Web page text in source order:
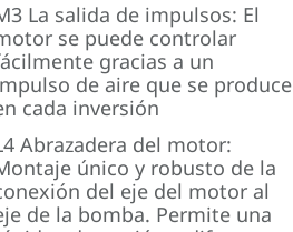
La salida de impulsos: El
se puede controlar
gracias a un
de aire que se produce
cada inversión
Abrazadera del motor:
único y robusto de la
del eje del motor al
de la bomba. Permite una